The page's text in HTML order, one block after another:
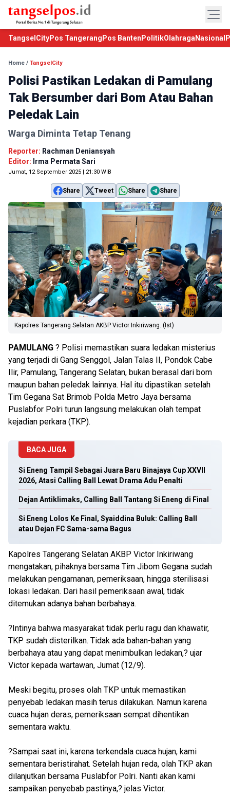
TangselCityPos Tangerang Pos Banten PolitikOlahraga Nasional
Home / TangselCity
Polisi Pastikan Ledakan di Pamulang
Tak Bersumber dari Bom Atau Bahan
Peledak Lain
Warga Diminta Tetap Tenang
Reporter: Rachman Deniansyah
Editor: Irma Permata Sari
Jumat, 12 September 2025 | 21:30 WIB
Share Tweet Share Share
Kapolres Tangerang Selatan AKBP Victor Inkiriwang. (Ist)
PAMULANG ? Polisi memastikan suara ledakan misterius
yang terjadi di Gang Senggol, Jalan Talas II, Pondok Cabe
Ilir, Pamulang, Tangerang Selatan, bukan berasal dari bom
maupun bahan peledak lainnya. Hal itu dipastikan setelah
Tim Gegana Sat Brimob Polda Metro Jaya bersama
Puslabfor Polri turun langsung melakukan olah tempat
kejadian perkara (TKP).
BACA JUGA
Si Eneng Tampil Sebagai Juara Baru Binajaya Cup XXVII
2026, Atasi Calling Ball Lewat Drama Adu Penalti
Dejan Antiklimaks, Calling Ball Tantang Si Eneng di Final
Si Eneng Lolos Ke Final, Syaiddina Buluk: Calling Ball
atau Dejan FC Sama-sama Bagus
Kapolres Tangerang Selatan AKBP Victor Inkiriwang
mengatakan, pihaknya bersama Tim Jibom Gegana sudah
melakukan pengamanan, pemeriksaan, hingga sterilisasi
lokasi ledakan. Dari hasil pemeriksaan awal, tidak
ditemukan adanya bahan berbahaya.
?Intinya bahwa masyarakat tidak perlu ragu dan khawatir,
TKP sudah disterilkan. Tidak ada bahan-bahan yang
berbahaya atau yang dapat menimbulkan ledakan,? ujar
Victor kepada wartawan, Jumat (12/9).
Meski begitu, proses olah TKP untuk memastikan
penyebab ledakan masih terus dilakukan. Namun karena
cuaca hujan deras, pemeriksaan sempat dihentikan
sementara waktu.
?Sampai saat ini, karena terkendala cuaca hujan, kami
sementara beristirahat. Setelah hujan reda, olah TKP akan
dilanjutkan bersama Puslabfor Polri. Nanti akan kami
sampaikan penyebab pastinya,? jelas Victor.